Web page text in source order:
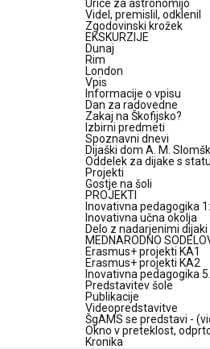
Urice za astronomijo
Videl, premislil, odklenil
Zgodovinski krožek
EKSKURZIJE
Dunaj
Rim
London
Vpis
Informacije o vpisu
Dan za radovedne
Zakaj na Škofijsko?
Izbirni predmeti
Spoznavni dnevi
Dijaški dom A. M.
Oddelek za dijake s
Projekti
Gostje na šoli
PROJEKTI
Inovativna pedagogika
Inovativna učna okolja
Delo z nadarjenimi dijaki
MEDNARODNO
Erasmus+ projekti KA1
Erasmus+ projekti KA2
Inovativna pedagogika
Predstavitev šole
Publikacije
Videopredstavitve
ŠgAMS se predstavi -
Okno v preteklost,
Kronika